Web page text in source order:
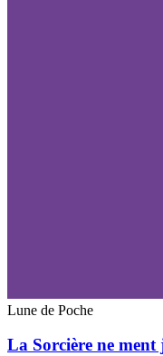
Lune de Poche
La Sorcière ne ment